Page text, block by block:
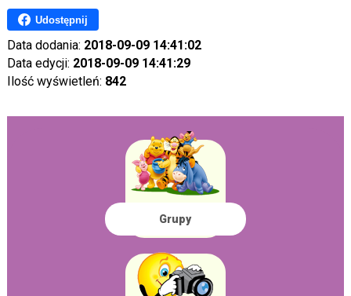
Udostępnij
Data dodania: 2018-09-09 14:41:02
Data edycji: 2018-09-09 14:41:29
Ilość wyświetleń: 842
Grupy